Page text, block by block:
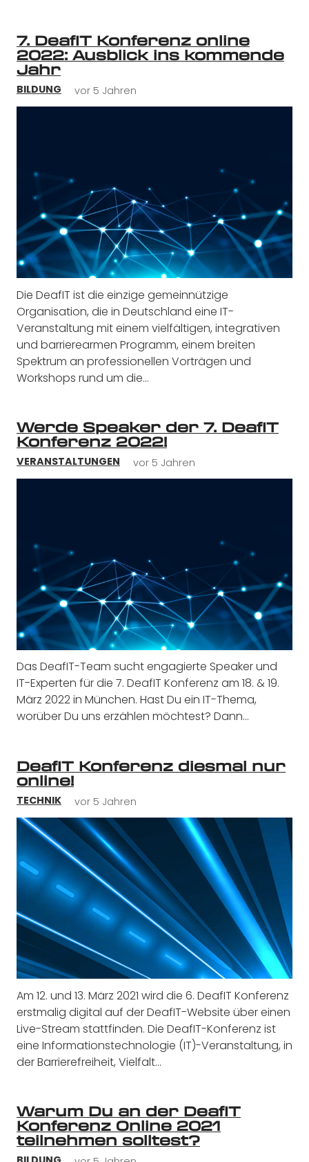
7. DeafIT Konferenz online
2022: Ausblick ins kommende
Jahr
BILDUNG vor 5 Jahren
Die DeafIT ist die einzige gemeinnützige
Organisation, die in Deutschland eine IT-
Veranstaltung mit einem vielfältigen, integrativen
und barrierearmen Programm, einem breiten
Spektrum an professionellen Vorträgen und
Workshops rund um die…
Werde Speaker der 7. DeafIT
Konferenz 2022!
VERANSTALTUNGEN vor 5 Jahren
Das DeafIT-Team sucht engagierte Speaker und
IT-Experten für die 7. DeafIT Konferenz am 18. & 19.
März 2022 in München. Hast Du ein IT-Thema,
worüber Du uns erzählen möchtest? Dann…
DeafIT Konferenz diesmal nur
online!
TECHNIK vor 5 Jahren
Am 12. und 13. März 2021 wird die 6. DeafIT Konferenz
erstmalig digital auf der DeafIT-Website über einen
Live-Stream stattfinden. Die DeafIT-Konferenz ist
eine Informationstechnologie (IT)-Veranstaltung, in
der Barrierefreiheit, Vielfalt…
Warum Du an der DeafIT
Konferenz Online 2021
teilnehmen solltest?